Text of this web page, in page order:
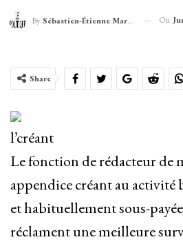
By Sébastien-Étienne Marechal On
Share
l’créant
Le fonction de rédacteur de
appendice créant au activité
et habituellement sous-
réclament une meilleure